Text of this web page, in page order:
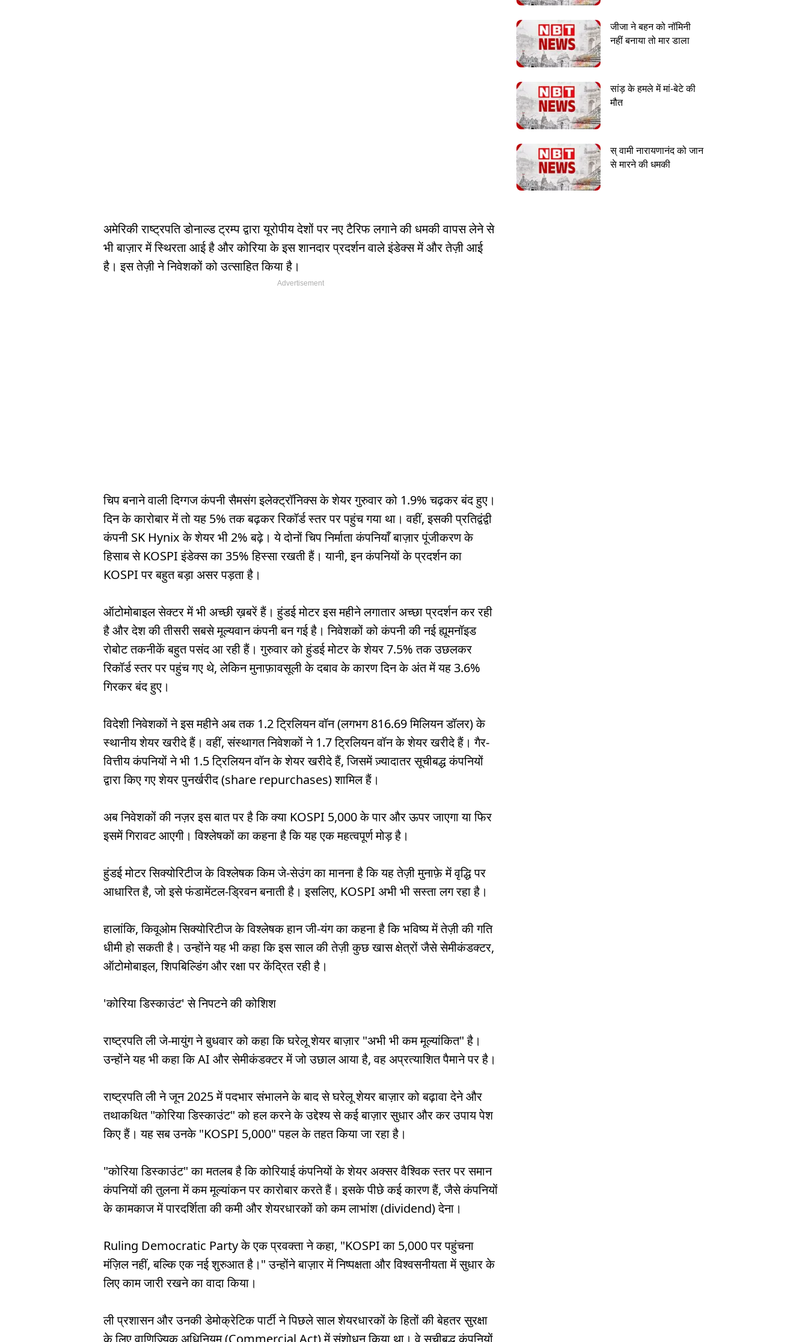
अमेरिकी राष्ट्रपति डोनाल्ड ट्रम्प द्वारा यूरोपीय देशों पर नए टैरिफ लगाने की धमकी वापस लेने से
भी बाज़ार में स्थिरता आई है और कोरिया के इस शानदार प्रदर्शन वाले इंडेक्स में और तेज़ी आई
है। इस तेज़ी ने निवेशकों को उत्साहित किया है।
चिप बनाने वाली दिग्गज कंपनी सैमसंग इलेक्ट्रॉनिक्स के शेयर गुरुवार को 1.9% चढ़कर बंद हुए।
दिन के कारोबार में तो यह 5% तक बढ़कर रिकॉर्ड स्तर पर पहुंच गया था। वहीं, इसकी प्रतिद्वंद्वी
कंपनी SK Hynix के शेयर भी 2% बढ़े। ये दोनों चिप निर्माता कंपनियाँ बाज़ार पूंजीकरण के
हिसाब से KOSPI इंडेक्स का 35% हिस्सा रखती हैं। यानी, इन कंपनियों के प्रदर्शन का
KOSPI पर बहुत बड़ा असर पड़ता है।
ऑटोमोबाइल सेक्टर में भी अच्छी ख़बरें हैं। हुंडई मोटर इस महीने लगातार अच्छा प्रदर्शन कर रही
है और देश की तीसरी सबसे मूल्यवान कंपनी बन गई है। निवेशकों को कंपनी की नई ह्यूमनॉइड
रोबोट तकनीकें बहुत पसंद आ रही हैं। गुरुवार को हुंडई मोटर के शेयर 7.5% तक उछलकर
रिकॉर्ड स्तर पर पहुंच गए थे, लेकिन मुनाफ़ावसूली के दबाव के कारण दिन के अंत में यह 3.6%
गिरकर बंद हुए।
विदेशी निवेशकों ने इस महीने अब तक 1.2 ट्रिलियन वॉन (लगभग 816.69 मिलियन डॉलर) के
स्थानीय शेयर खरीदे हैं। वहीं, संस्थागत निवेशकों ने 1.7 ट्रिलियन वॉन के शेयर खरीदे हैं। गैर-
वित्तीय कंपनियों ने भी 1.5 ट्रिलियन वॉन के शेयर खरीदे हैं, जिसमें ज़्यादातर सूचीबद्ध कंपनियों
द्वारा किए गए शेयर पुनर्खरीद (share repurchases) शामिल हैं।
अब निवेशकों की नज़र इस बात पर है कि क्या KOSPI 5,000 के पार और ऊपर जाएगा या फिर
इसमें गिरावट आएगी। विश्लेषकों का कहना है कि यह एक महत्वपूर्ण मोड़ है।
हुंडई मोटर सिक्योरिटीज के विश्लेषक किम जे-सेउंग का मानना है कि यह तेज़ी मुनाफ़े में वृद्धि पर
आधारित है, जो इसे फंडामेंटल-ड्रिवन बनाती है। इसलिए, KOSPI अभी भी सस्ता लग रहा है।
हालांकि, किवूओम सिक्योरिटीज के विश्लेषक हान जी-यंग का कहना है कि भविष्य में तेज़ी की गति
धीमी हो सकती है। उन्होंने यह भी कहा कि इस साल की तेज़ी कुछ खास क्षेत्रों जैसे सेमीकंडक्टर,
ऑटोमोबाइल, शिपबिल्डिंग और रक्षा पर केंद्रित रही है।
'कोरिया डिस्काउंट' से निपटने की कोशिश
राष्ट्रपति ली जे-मायुंग ने बुधवार को कहा कि घरेलू शेयर बाज़ार "अभी भी कम मूल्यांकित" है।
उन्होंने यह भी कहा कि AI और सेमीकंडक्टर में जो उछाल आया है, वह अप्रत्याशित पैमाने पर है।
राष्ट्रपति ली ने जून 2025 में पदभार संभालने के बाद से घरेलू शेयर बाज़ार को बढ़ावा देने और
तथाकथित "कोरिया डिस्काउंट" को हल करने के उद्देश्य से कई बाज़ार सुधार और कर उपाय पेश
किए हैं। यह सब उनके "KOSPI 5,000" पहल के तहत किया जा रहा है।
"कोरिया डिस्काउंट" का मतलब है कि कोरियाई कंपनियों के शेयर अक्सर वैश्विक स्तर पर समान
कंपनियों की तुलना में कम मूल्यांकन पर कारोबार करते हैं। इसके पीछे कई कारण हैं, जैसे कंपनियों
के कामकाज में पारदर्शिता की कमी और शेयरधारकों को कम लाभांश (dividend) देना।
Ruling Democratic Party के एक प्रवक्ता ने कहा, "KOSPI का 5,000 पर पहुंचना
मंज़िल नहीं, बल्कि एक नई शुरुआत है।" उन्होंने बाज़ार में निष्पक्षता और विश्वसनीयता में सुधार के
लिए काम जारी रखने का वादा किया।
ली प्रशासन और उनकी डेमोक्रेटिक पार्टी ने पिछले साल शेयरधारकों के हितों की बेहतर सुरक्षा
के लिए वाणिज्यिक अधिनियम (Commercial Act) में संशोधन किया था। वे सूचीबद्ध कंपनियों
जीजा ने बहन को नॉमिनी
नहीं बनाया तो मार डाला
सांड़ के हमले में मां-बेटे की
मौत
स् वामी नारायणानंद को जान
से मारने की धमकी